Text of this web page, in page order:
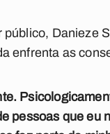
público, Danieze
enfrenta as
pessoas que eu